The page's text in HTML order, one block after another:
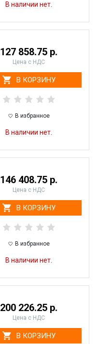
В наличии нет.
127 858.75 р.
Цена с НДС
В КОРЗИНУ
В избранное
В наличии нет.
146 408.75 р.
Цена с НДС
В КОРЗИНУ
В избранное
В наличии нет.
200 226.25 р.
Цена с НДС
В КОРЗИНУ